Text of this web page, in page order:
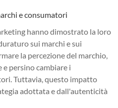
e consumatori
hanno dimostrato la loro
sui marchi e sui
la percezione del marchio,
persino cambiare i
Tuttavia, questo impatto
adottata e dall'autenticità